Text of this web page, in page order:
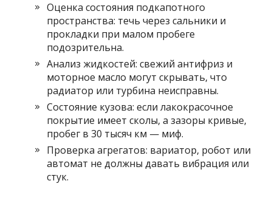
Оценка состояния подкапотного
пространства: течь через сальники и
прокладки при малом пробеге
подозрительна.
Анализ жидкостей: свежий антифриз и
моторное масло могут скрывать, что
радиатор или турбина неисправны.
Состояние кузова: если лакокрасочное
покрытие имеет сколы, а зазоры кривые,
пробег в 30 тысяч км — миф.
Проверка агрегатов: вариатор, робот или
автомат не должны давать вибрация или
стук.